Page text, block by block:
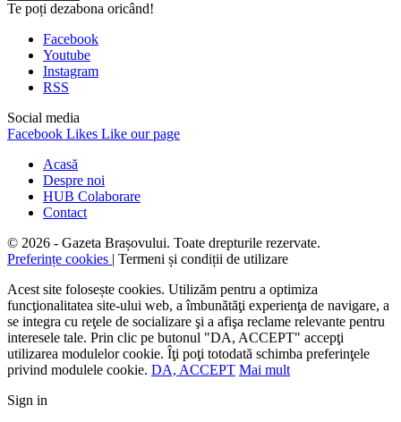
Te poți dezabona oricând!
Facebook
Youtube
Instagram
RSS
Social media
Facebook Likes Like our page
Acasă
Despre noi
HUB Colaborare
Contact
© 2026 - Gazeta Brașovului. Toate drepturile rezervate.
Preferințe cookies | Termeni și condiții de utilizare
Acest site folosește cookies. Utilizăm pentru a optimiza
funcţionalitatea site-ului web, a îmbunătăţi experienţa de navigare, a
se integra cu reţele de socializare şi a afişa reclame relevante pentru
interesele tale. Prin clic pe butonul "DA, ACCEPT" accepţi
utilizarea modulelor cookie. Îţi poţi totodată schimba preferinţele
privind modulele cookie. DA, ACCEPT Mai mult
Sign in